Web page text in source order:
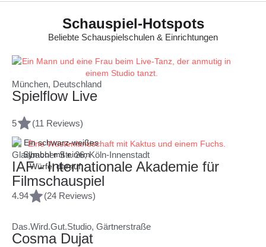
Schauspiel-Hotspots
Beliebte Schauspielschulen & Einrichtungen
München, Deutschland
Spielflow Live
5 (11 Reviews)
Gladbacher Str. 26, Köln-Innenstadt
IAF - Internationale Akademie für
Filmschauspiel
4.94 (24 Reviews)
Das.Wird.Gut.Studio, Gärtnerstraße
Cosma Dujat